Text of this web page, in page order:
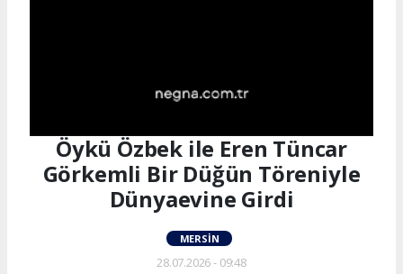
Öykü Özbek ile Eren Tüncar
Görkemli Bir Düğün Töreniyle
Dünyaevine Girdi
MERSIN
28.07.2026 - 09:48